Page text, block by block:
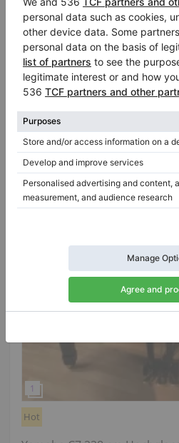
Länge:7′5″
Land:Vereinigte Staaten
von Amerika
Stadt:Bloomingdale
Klavierhändler/Klavierstimmer
Hot